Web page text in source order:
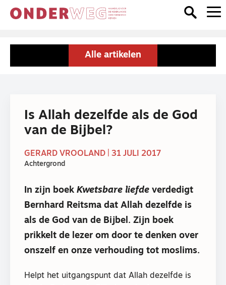
Alle artikelen
Is Allah dezelfde als de God
van de Bijbel?
GERARD VROOLAND | 31 JULI 2017
Achtergrond
In zijn boek Kwetsbare liefde verdedigt
Bernhard Reitsma dat Allah dezelfde is
als de God van de Bijbel. Zijn boek
prikkelt de lezer om door te denken over
onszelf en onze verhouding tot moslims.
Helpt het uitgangspunt dat Allah dezelfde is